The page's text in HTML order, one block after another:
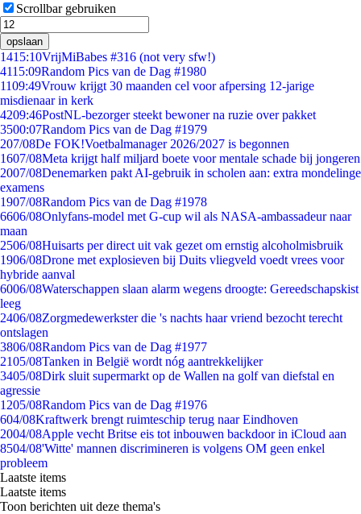
Scrollbar gebruiken
opslaan
1415:10VrijMiBabes #316 (not very sfw!)
4115:09Random Pics van de Dag #1980
1109:49Vrouw krijgt 30 maanden cel voor afpersing 12-jarige
misdienaar in kerk
4209:46PostNL-bezorger steekt bewoner na ruzie over pakket
3500:07Random Pics van de Dag #1979
207/08De FOK!Voetbalmanager 2026/2027 is begonnen
1607/08Meta krijgt half miljard boete voor mentale schade bij jongeren
2007/08Denemarken pakt AI-gebruik in scholen aan: extra mondelinge
examens
1907/08Random Pics van de Dag #1978
6606/08Onlyfans-model met G-cup wil als NASA-ambassadeur naar
maan
2506/08Huisarts per direct uit vak gezet om ernstig alcoholmisbruik
1906/08Drone met explosieven bij Duits vliegveld voedt vrees voor
hybride aanval
6006/08Waterschappen slaan alarm wegens droogte: Gereedschapskist
leeg
2406/08Zorgmedewerkster die 's nachts haar vriend bezocht terecht
ontslagen
3806/08Random Pics van de Dag #1977
2105/08Tanken in België wordt nóg aantrekkelijker
3405/08Dirk sluit supermarkt op de Wallen na golf van diefstal en
agressie
1205/08Random Pics van de Dag #1976
604/08Kraftwerk brengt ruimteschip terug naar Eindhoven
2004/08Apple vecht Britse eis tot inbouwen backdoor in iCloud aan
8504/08'Witte' mannen discrimineren is volgens OM geen enkel
probleem
Laatste items
Laatste items
Toon berichten uit deze thema's